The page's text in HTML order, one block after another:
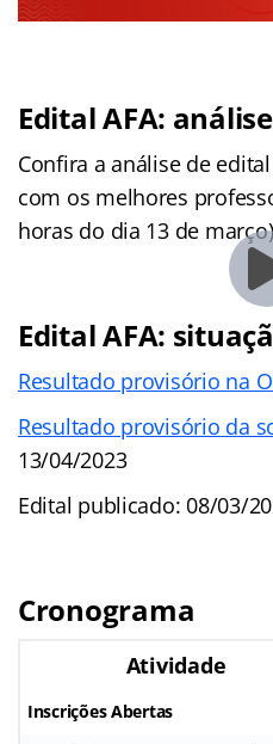
Edital AFA:
Confira a análise de
com os melhores
horas do dia 13 de
Edital AFA:
Resultado provisório na
Resultado provisório da
13/04/2023
Edital publicado: 08/03/
Cronograma
Atividade
Inscrições Abertas